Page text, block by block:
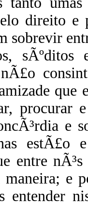
direito e
sobrevir
que
procurar
e
estÃ£o
entre
e
entender